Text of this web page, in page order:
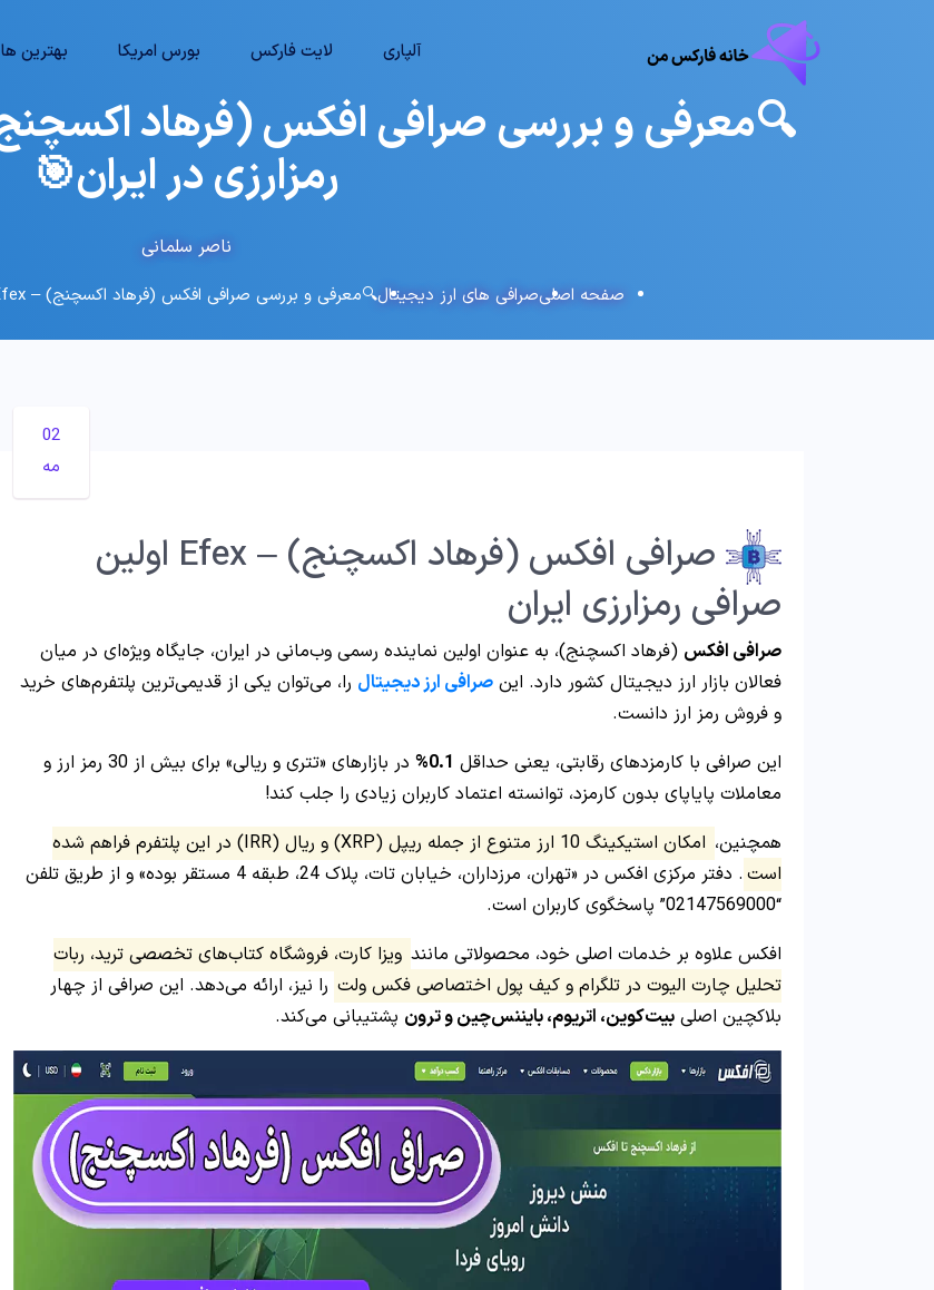
آلپاری لایت فارکس بورس امریکا بهترین ها
رمزارزی در ایران🎯
ناصر سلمانی
صفحه اصلیصرافی های ارز دیجیتال🔍معرفی و بررسی صرافی افکس (فرهاد اکسچنج) – Efex پیشگام مبادلات رمزارزی در ایران🎯
02
مه
صرافی افکس (فرهاد اکسچنج) – Efex اولین
صرافی رمزارزی ایران
صرافی افکس (فرهاد اکسچنج)، به عنوان اولین نماینده رسمی وب‌مانی در ایران، جایگاه ویژه‌ای در میان
فعالان بازار ارز دیجیتال کشور دارد. این صرافی ارز دیجیتال را، می‌توان یکی از قدیمی‌ترین پلتفرم‌های خرید
و فروش رمز ارز دانست.
این صرافی با کارمزدهای رقابتی، یعنی حداقل 0.1%
در بازارهای «تتری و ریالی» برای بیش از 30 رمز ارز و
معاملات پایاپای بدون کارمزد، توانسته اعتماد کاربران زیادی را جلب کند!
همچنین،
امکان استیکینگ 10 ارز متنوع از جمله ریپل (XRP) و ریال (IRR) در این پلتفرم فراهم شده
است
. دفتر مرکزی افکس در «تهران، مرزداران، خیابان تات، پلاک 24، طبقه 4 مستقر بوده» و از طریق تلفن
“02147569000” پاسخگوی کاربران است.
افکس علاوه بر خدمات اصلی خود، محصولاتی مانند ویزا کارت، فروشگاه کتاب‌های تخصصی ترید، ربات
تحلیل چارت الیوت در تلگرام و کیف پول اختصاصی فکس ولت را نیز، ارائه می‌دهد. این صرافی از چهار
بلاکچین اصلی بیت‌کوین، اتریوم، بایننس‌چین و ترون پشتیبانی می‌کند.